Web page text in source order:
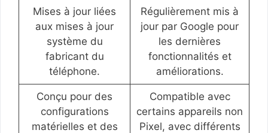
Mises à jour liées
aux mises à jour
système du
fabricant du
téléphone.
Régulièrement mis à
jour par Google pour
les dernières
fonctionnalités et
améliorations.
Conçu pour des
configurations
matérielles et des
Compatible avec
certains appareils non
Pixel, avec différents